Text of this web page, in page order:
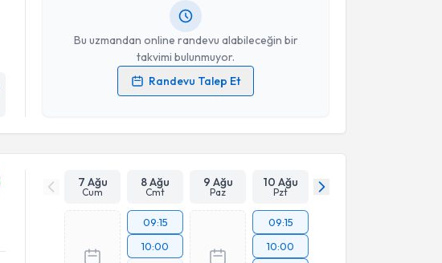
Bu uzmandan online randevu alabileceğin bir
takvimi bulunmuyor.
Randevu Talep Et
Kişisel verilerimin işlenmesine ilişkinAydınlatma Metni
işlenmesini kabul ediyorum.
Takvim Talebini Gönder
7 Ağu
Cum
8 Ağu
Cmt
9 Ağu
Paz
10 Ağu
Pzt
09:15
10:00
09:15
10:00